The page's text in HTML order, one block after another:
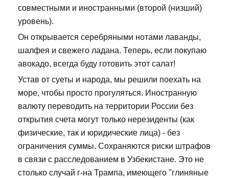
совместными и иностранными (второй (низший)
уровень).
Он открывается серебряными нотами лаванды,
шалфея и свежего ладана. Теперь, если покупаю
авокадо, всегда буду готовить этот салат!
Устав от суеты и народа, мы решили поехать на
море, чтобы просто прогуляться. Иностранную
валюту переводить на территории России без
открытия счета могут только нерезиденты (как
физические, так и юридические лица) - без
ограничения суммы. Сохраняются риски штрафов
в связи с расследованием в Узбекистане. Это не
столько случай г-на Трампа, имеющего "глиняные